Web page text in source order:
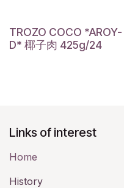
TROZO COCO *AROY-
D* 椰子肉 425g/24
Links of interest
Home
History​